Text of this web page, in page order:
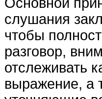
слушания
чтобы
разговор,
отслеживать
выражение, а